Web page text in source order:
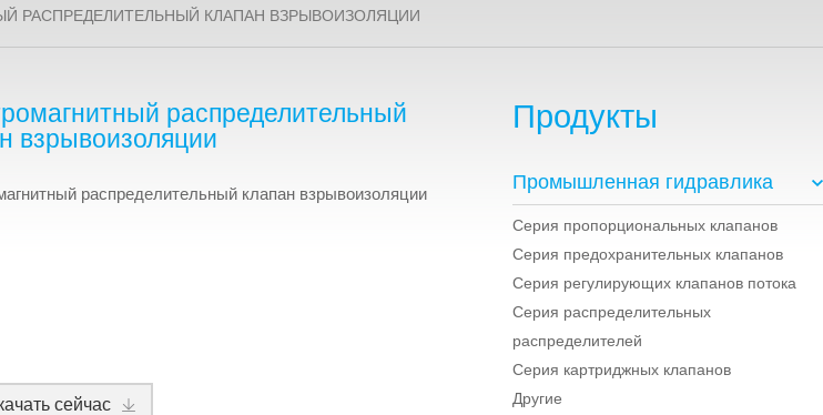
РАСПРЕДЕЛИТЕЛЬНЫЙ КЛАПАН ВЗРЫВОИЗОЛЯЦИИ
Продукты
Промышленная гидравлика
Серия пропорциональных клапанов
Серия предохранительных клапанов
Серия регулирующих клапанов потока
Серия распределительных
распределителей
Серия картриджных клапанов
Другие
распределительный
взрывоизоляции
распределительный клапан взрывоизоляции
сейчас